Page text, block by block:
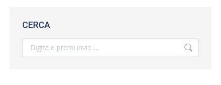
CERCA
Search: